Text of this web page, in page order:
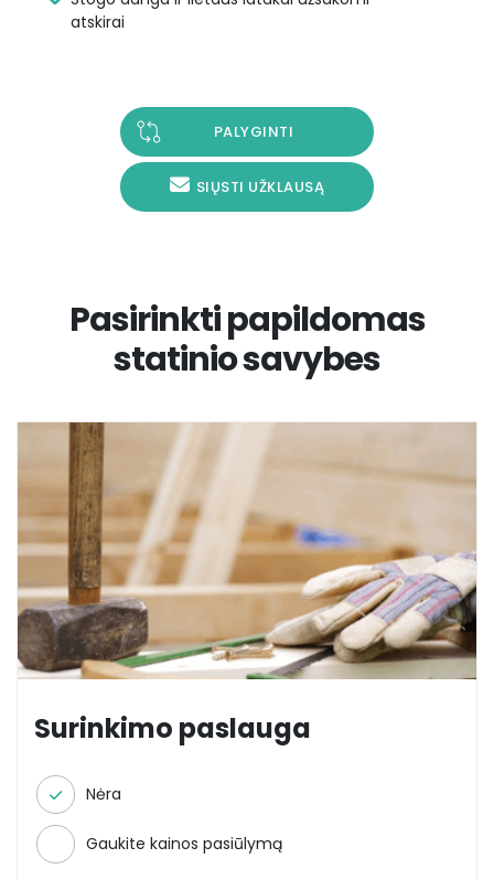
atskirai
PALYGINTI
SIŲSTI UŽKLAUSĄ
Pasirinkti papildomas
statinio savybes
Surinkimo paslauga
Nėra
Gaukite kainos pasiūlymą